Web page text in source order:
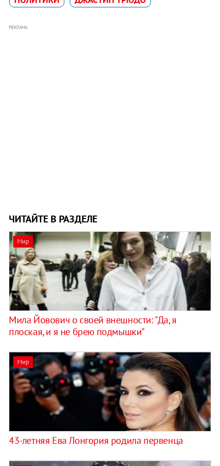
РЕКЛАМА
ЧИТАЙТЕ В РАЗДЕЛЕ
Мир
Мила Йовович о своей внешности: ​"Да, я
плоская, и я не брею подмышки"
Мир
43-летняя Ева Лонгория родила первенца